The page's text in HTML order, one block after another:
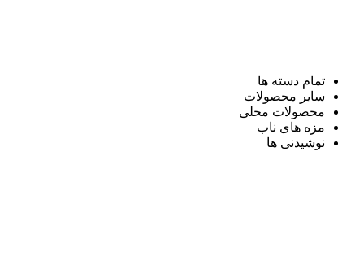
تمام دسته ها
سایر محصولات
محصولات محلی
مزه های ناب
نوشیدنی ها